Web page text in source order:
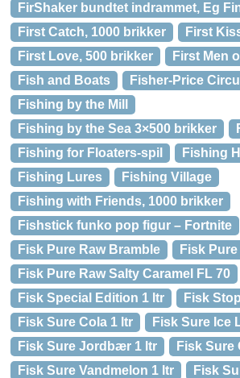
FirShaker bundtet indrammet, Eg
First Catch, 1000 brikker
First
First Love, 500 brikker
First Men
Fish and Boats
Fisher-Price
Fishing by the Mill
Fishing by the Sea 3×500 brikker
Fishing for Floaters-spil
Fishing
Fishing Lures
Fishing Village
Fishing with Friends, 1000 brikker
Fishstick funko pop figur – Fortnite
Fisk Pure Raw Bramble
Fisk
Fisk Pure Raw Salty Caramel FL 70
Fisk Special Edition 1 ltr
Fisk
Fisk Sure Cola 1 ltr
Fisk Sure Ice
Fisk Sure Jordbær 1 ltr
Fisk Sure
Fisk Sure Vandmelon 1 ltr
Fisk